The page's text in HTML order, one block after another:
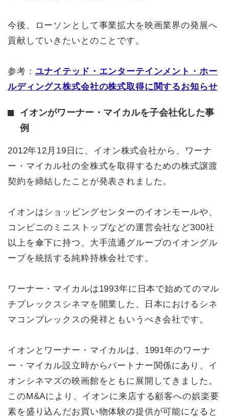
今後、ローソンとして事業拡大を映画業界の発展へ
貢献していきたいとのことです。
参考： ユナイテッド・エンターテインメント・ホー
ルディングス株式会社の株式取得に関するお知らせ
イオンがワーナー・マイカルを子会社化した事
例
2012年12月19日に、イオン株式会社から、ワーナ
ー・マイカル社の全株式を取得するための株式譲渡
契約を締結したことが発表されました。
イオンはショッピングセンターのイオンモールや、
コンビニのミニストップなどの運営会社など300社
以上を傘下に持つ、大手流通グループのイオングル
ープを統括する純粋持株会社です。
ワーナー・マイカルは1993年に日本で始めてのマル
チプレックスシネマを開業した、日本におけるシネ
マコンプレックスの発祥ともいうべき会社です。
イオンとワーナー・マイカルは、1991年のワーナ
ー・マイカル設立時からパートナー関係にあり、イ
オンシネマズの映画館をともに展開してきました。
このM&Aにより、イオンに来店する顧客への娯楽要
素を盛り込んだお買い物体験の提供が可能になると